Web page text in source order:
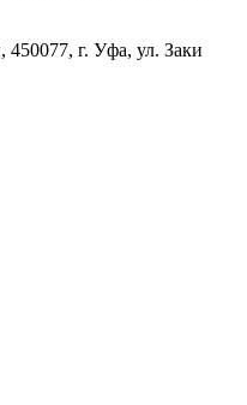
450077, г. Уфа, ул. Заки